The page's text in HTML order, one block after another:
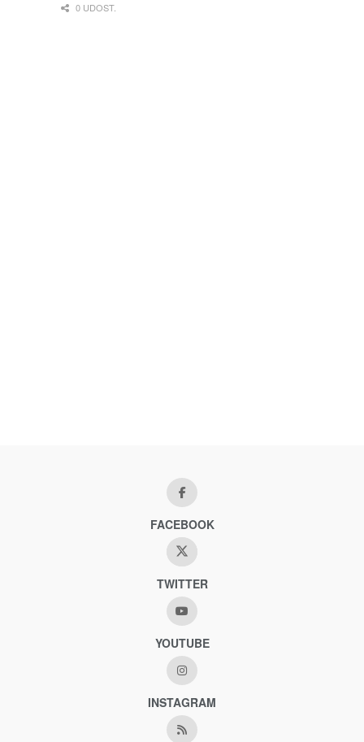
0 UDOST.
FACEBOOK
TWITTER
YOUTUBE
INSTAGRAM